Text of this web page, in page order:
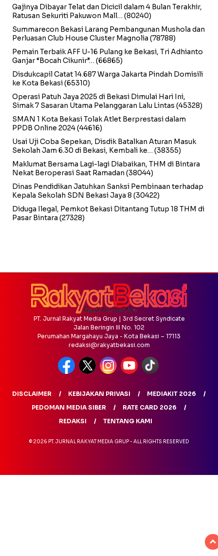
Gajinya Dibayar Telat dan Dicicil dalam 4 Bulan Terakhir,
Ratusan Sekuriti Pakuwon Mall… (80240)
Summarecon Bekasi Larang Pembangunan Mushola dan
Perluasan Club House Cluster Magnolia (78788)
Pemain Terbaik AFF U-16 Pulang ke Bekasi, Tri Adhianto
Ganjar “Bocah Cikunir”… (66865)
Disdukcapil Catat 14.687 Warga Jakarta Pindah Domisili
ke Kota Bekasi(65310)
Operasi Patuh Jaya 2025 di Bekasi Dimulai Hari Ini,
Simak 7 Sasaran Utama Pelanggaran Lalu Lintas (45328)
SMAN 1 Kota Bekasi Tolak Atlet Berprestasi dalam
PPDB Online 2024(44616)
Usai Uji Coba Sepekan, Disdik Batalkan Aturan Masuk
Sekolah Jam 6.30 di Bekasi, Kembali ke… (38355)
Maklumat Bersama Lagi-lagi Diabaikan, THM di Bintara
Nekat Beroperasi Saat Ramadan (38044)
Dinas Pendidikan Jatuhkan Sanksi Pembinaan terhadap
Kepala Sekolah SDN Bekasi Jaya 8 (30422)
Diduga Ilegal, Pemkot Bekasi Ditantang Tutup 18 THM di
Pasar Bintara (27328)
PT. Jurnal Rakyat Media Grup | 3rd Secret Syndicate
Jalan Beringin III No. 102
Perumahan Margahayu Jaya - Kota Bekasi – 17113
redaksi@rakyatbekasi.com
DISCLAIMER KEBIJAKAN PRIVASI
MEDIAKIT 2026
PEDOMAN MEDIA SIBER
RATE CARD 2026
REDAKSI
TENTANG KAMI
© 2026 PT. JURNAL RAKYAT MEDIA GRUP - ALL RIGHTS RESERVED